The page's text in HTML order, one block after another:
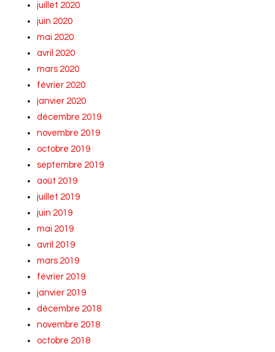
juillet 2020
juin 2020
mai 2020
avril 2020
mars 2020
février 2020
janvier 2020
décembre 2019
novembre 2019
octobre 2019
septembre 2019
août 2019
juillet 2019
juin 2019
mai 2019
avril 2019
mars 2019
février 2019
janvier 2019
décembre 2018
novembre 2018
octobre 2018